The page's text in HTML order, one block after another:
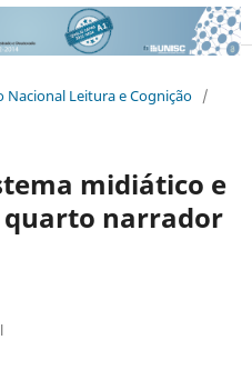
Nacional Leitura e Cognição /
midiático e
quarto narrador